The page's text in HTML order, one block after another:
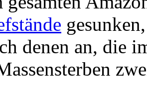
denen an, die